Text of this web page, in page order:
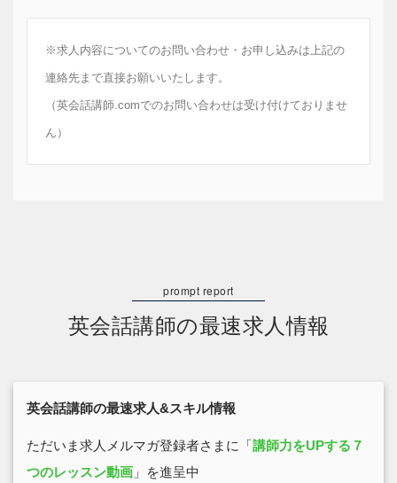
※求人内容についてのお問い合わせ・お申し込みは上記の
連絡先まで直接お願いいたします。
（英会話講師.comでのお問い合わせは受け付けておりませ
ん）
英会話講師の最速求人情報
英会話講師の最速求人&スキル情報
ただいま求人メルマガ登録者さまに「講師力をUPする７
つのレッスン動画 」を進呈中